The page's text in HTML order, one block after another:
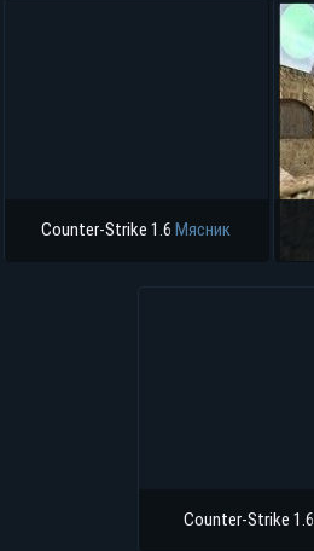
Counter-Strike 1.6 Мясник
Counter-Strike 1.6